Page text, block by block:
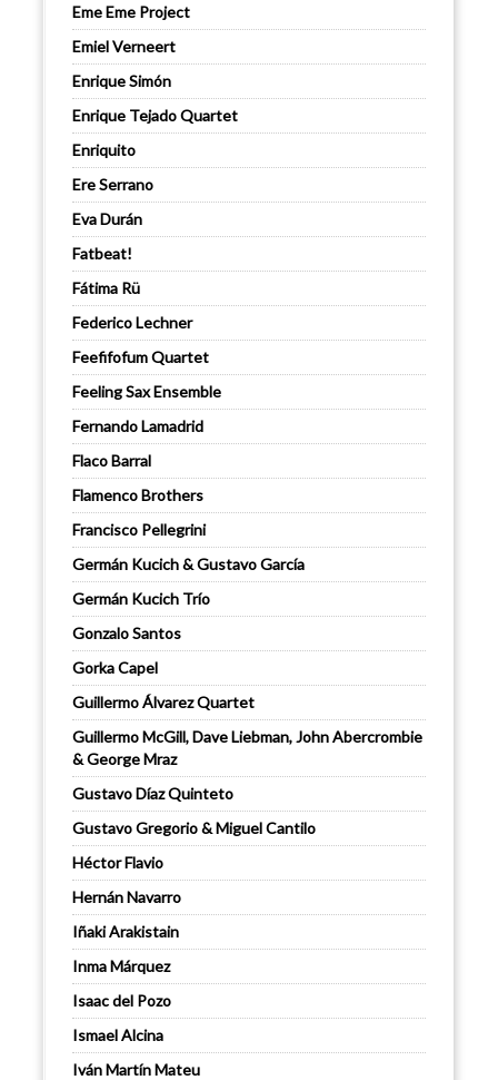
Eme Eme Project
Emiel Verneert
Enrique Simón
Enrique Tejado Quartet
Enriquito
Ere Serrano
Eva Durán
Fatbeat!
Fátima Rü
Federico Lechner
Feefifofum Quartet
Feeling Sax Ensemble
Fernando Lamadrid
Flaco Barral
Flamenco Brothers
Francisco Pellegrini
Germán Kucich & Gustavo García
Germán Kucich Trío
Gonzalo Santos
Gorka Capel
Guillermo Álvarez Quartet
Guillermo McGill, Dave Liebman, John Abercrombie
& George Mraz
Gustavo Díaz Quinteto
Gustavo Gregorio & Miguel Cantilo
Héctor Flavio
Hernán Navarro
Iñaki Arakistain
Inma Márquez
Isaac del Pozo
Ismael Alcina
Iván Martín Mateu